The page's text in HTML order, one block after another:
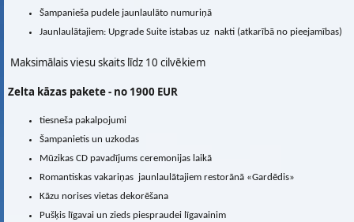
Šampanieša pudele jaunlaulāto numuriņā
Jaunlaulātajiem: Upgrade Suite istabas uz nakti (atkarībā no pieejamības)
Maksimālais viesu skaits līdz 10 cilvēkiem
Zelta kāzas pakete - no 1900 EUR
tiesneša pakalpojumi
Šampanietis un uzkodas
Mūzikas CD pavadījums ceremonijas laikā
Romantiskas vakariņas jaunlaulātajiem restorānā «Gardēdis»
Kāzu norises vietas dekorēšana
Pušķis līgavai un zieds piespraudei līgavainim